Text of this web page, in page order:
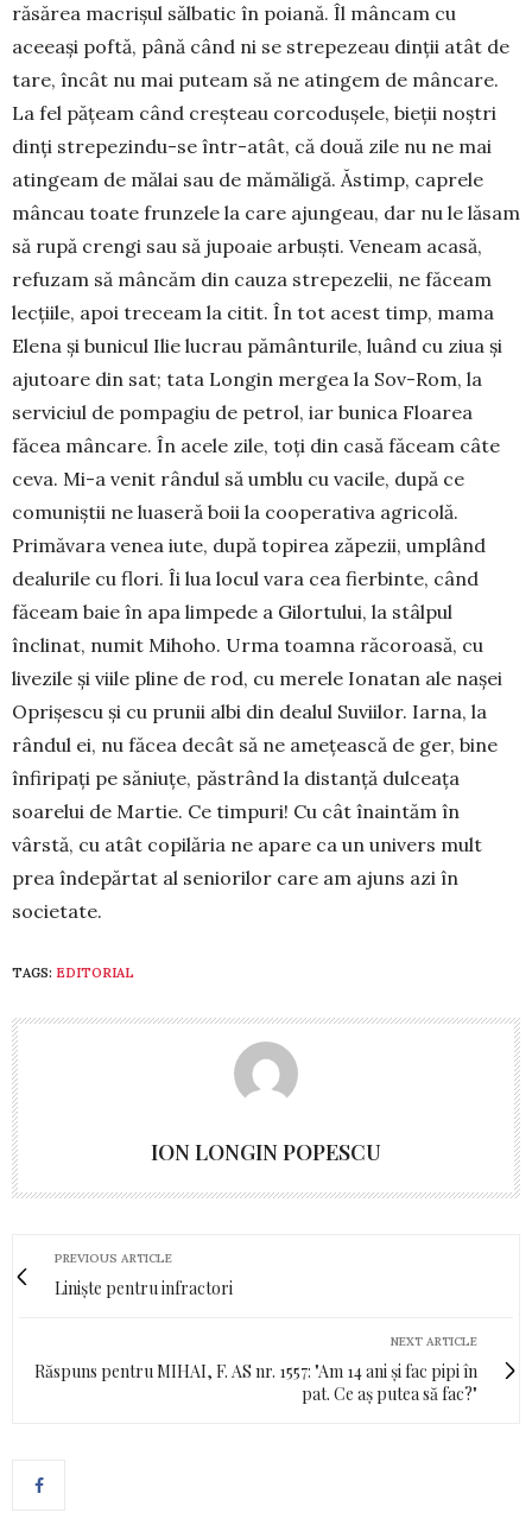
răsărea macrișul sălbatic în po­iană. Îl mâncam cu
aceeași poftă, până când ni se stre­pezeau dinții atât de
tare, încât nu mai puteam să ne atingem de mâncare.
La fel pățeam când creșteau corcodușele, bieții noștri
dinți strepezindu-se într-atât, că două zile nu ne mai
atingeam de mălai sau de mămăligă. Ăstimp, caprele
mâncau toate frunzele la care ajungeau, dar nu le lăsam
să rupă crengi sau să jupoaie arbuști. Veneam acasă,
refuzam să mân­căm din cauza strepezelii, ne făceam
lecțiile, apoi treceam la citit. În tot acest timp, mama
Elena și bu­nicul Ilie lucrau pământurile, luând cu ziua și
aju­toare din sat; tata Longin mergea la Sov-Rom, la
serviciul de pompagiu de petrol, iar bunica Floarea
făcea mâncare. În acele zile, toți din casă făceam câte
ceva. Mi-a venit rândul să umblu cu vacile, după ce
comuniștii ne luaseră boii la cooperativa agricolă.
Primăvara venea iute, după topirea zăpezii, umplând
dealurile cu flori. Îi lua locul vara cea fierbinte, când
făceam baie în apa limpede a Gilortului, la stâlpul
înclinat, numit Mihoho. Urma toamna răcoroasă, cu
livezile și viile pline de rod, cu merele Ionatan ale nașei
Oprișescu și cu prunii albi din dealul Suviilor. Iarna, la
rândul ei, nu făcea decât să ne amețească de ger, bine
înfiripați pe săniuțe, păstrând la distanță dulceața
soarelui de Martie. Ce timpuri! Cu cât înaintăm în
vârstă, cu atât copilăria ne apare ca un univers mult
prea îndepărtat al seniorilor care am ajuns azi în
societate.
TAGS: EDITORIAL
ION LONGIN POPESCU
PREVIOUS ARTICLE
Liniște pentru infractori
NEXT ARTICLE
Răspuns pentru MIHAI, F. AS nr. 1557: "Am 14 ani și fac pipi în
pat. Ce aș putea să fac?"